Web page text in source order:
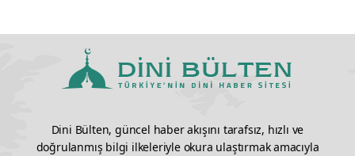
Dini Bülten, güncel haber akışını tarafsız, hızlı ve
doğrulanmış bilgi ilkeleriyle okura ulaştırmak amacıyla